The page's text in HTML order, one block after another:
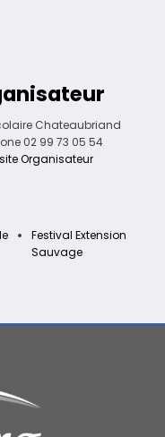
Chateaubriand
02 99 73 05 54
Organisateur
Festival Extension
Sauvage